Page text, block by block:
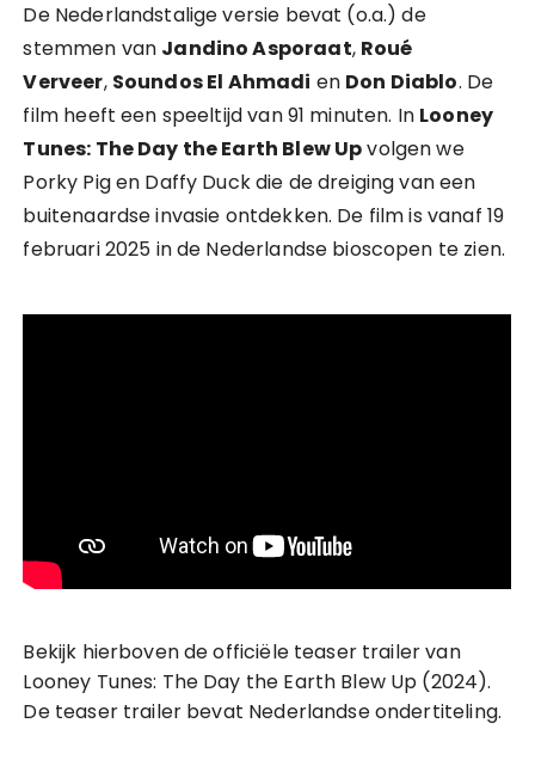
De Nederlandstalige versie bevat (o.a.) de
stemmen van Jandino Asporaat, Roué
Verveer, Soundos El Ahmadi en Don Diablo. De
film heeft een speeltijd van 91 minuten. In Looney
Tunes: The Day the Earth Blew Upvolgen we
Porky Pig en Daffy Duck die de dreiging van een
buitenaardse invasie ontdekken. De film is vanaf 19
februari 2025 in de Nederlandse bioscopen te zien.
Bekijk hierboven de officiële teaser trailer van
Looney Tunes: The Day the Earth Blew Up (2024).
De teaser trailer bevat Nederlandse ondertiteling.